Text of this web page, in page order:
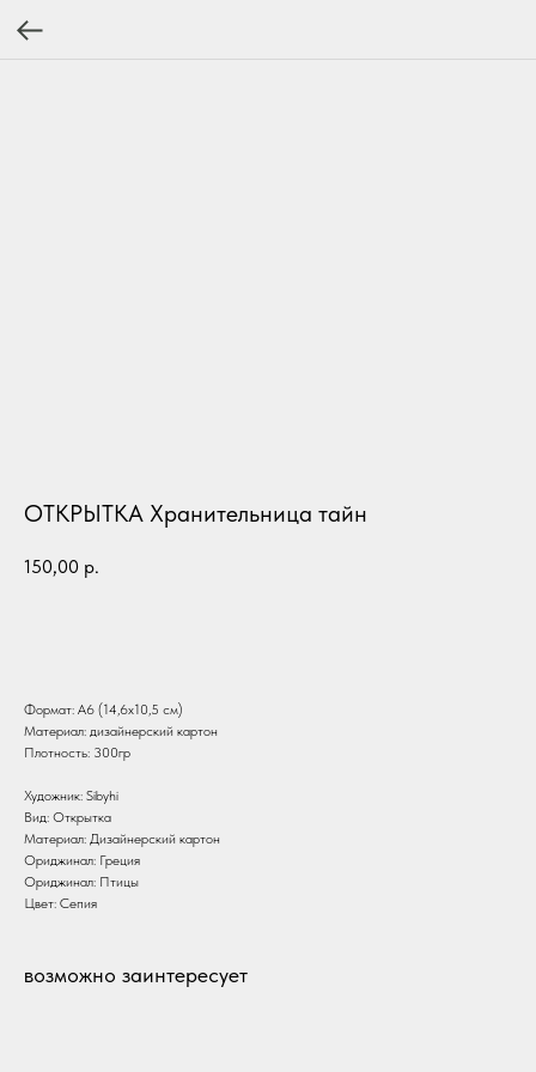
ОТКРЫТКА Хранительница тайн
150,00 р.
Формат: А6 (14,6х10,5 см)
Материал: дизайнерский картон
Плотность: 300гр
Художник: Sibyhi
Вид: Открытка
Материал: Дизайнерский картон
Ориджинал: Греция
Ориджинал: Птицы
Цвет: Сепия
возможно заинтересует